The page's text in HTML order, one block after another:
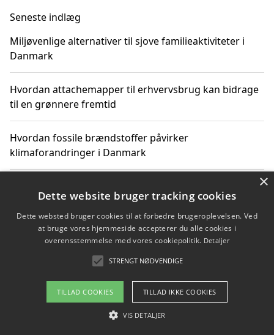
Seneste indlæg
Miljøvenlige alternativer til sjove familieaktiviteter i
Danmark
Hvordan attachemapper til erhvervsbrug kan bidrage
til en grønnere fremtid
Hvordan fossile brændstoffer påvirker
klimaforandringer i Danmark
klimaændringer
Hvordan citater om fossile brændstoffer kan ændre
Copyright 2026 - Pilanto Aps
Om / kontakt
×
Dette website bruger tracking cookies
Dette websted bruger cookies til at forbedre brugeroplevelsen. Ved
at bruge vores hjemmeside accepterer du alle cookies i
overensstemmelse med vores cookiepolitik. Detaljer
STRENGT NØDVENDIGE
TILLAD COOKIES TILLAD IKKE COOKIES
VIS DETALJER